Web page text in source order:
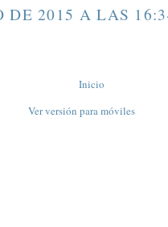
DE 2015 A LAS
Inicio
Ver versión para móviles